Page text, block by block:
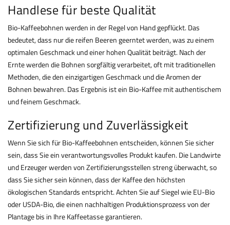
Handlese für beste Qualität
Bio-Kaffeebohnen werden in der Regel von Hand gepflückt. Das
bedeutet, dass nur die reifen Beeren geerntet werden, was zu einem
optimalen Geschmack und einer hohen Qualität beiträgt. Nach der
Ernte werden die Bohnen sorgfältig verarbeitet, oft mit traditionellen
Methoden, die den einzigartigen Geschmack und die Aromen der
Bohnen bewahren. Das Ergebnis ist ein Bio-Kaffee mit authentischem
und feinem Geschmack.
Zertifizierung und Zuverlässigkeit
Wenn Sie sich für Bio-Kaffeebohnen entscheiden, können Sie sicher
sein, dass Sie ein verantwortungsvolles Produkt kaufen. Die Landwirte
und Erzeuger werden von Zertifizierungsstellen streng überwacht, so
dass Sie sicher sein können, dass der Kaffee den höchsten
ökologischen Standards entspricht. Achten Sie auf Siegel wie EU-Bio
oder USDA-Bio, die einen nachhaltigen Produktionsprozess von der
Plantage bis in Ihre Kaffeetasse garantieren.